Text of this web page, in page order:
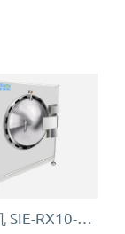
高压脱泡机 SIE-RX10-1200 触摸屏消泡机